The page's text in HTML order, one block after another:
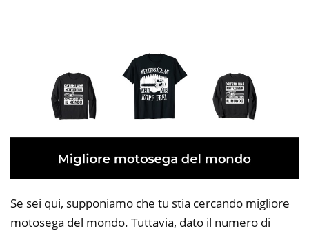
Se sei qui, supponiamo che tu stia cercando migliore
motosega del mondo. Tuttavia, dato il numero di